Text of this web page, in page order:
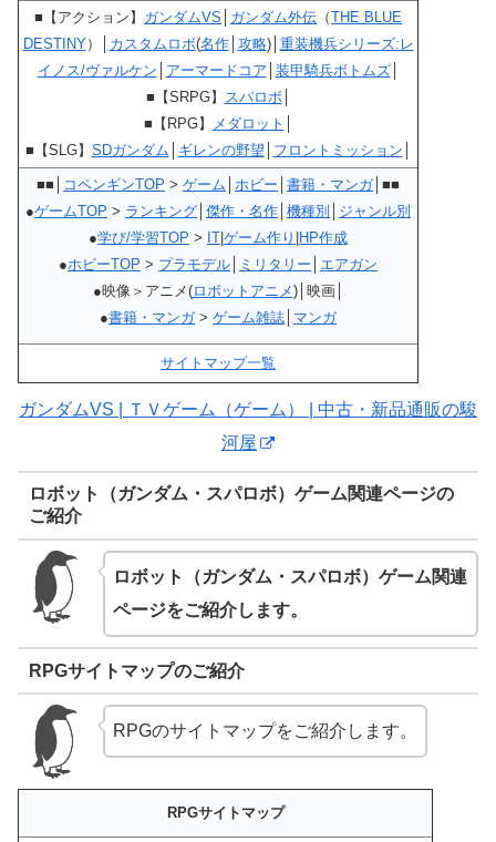
■【アクション】 ガンダムVS ガンダム外伝 （THE BLUE
DESTINY）│ カスタムロボ(名作│ 攻略)│ 重装機兵シリーズ:レ
イノス/ヴァルケン
アーマードコア 装甲騎兵ボトムズ│
■【SRPG】
スパロボ
■【RPG】
メダロット
■【SLG】 SDガンダム ギレンの野望 フロントミッション
■■│ コペンギンTOP > ゲーム ホビー 書籍・マンガ│■■
●ゲームTOP > ランキング 傑作・名作 機種別
ジャンル別
●学び/学習TOP > IT|ゲーム作り |HP作成
●ホビーTOP > プラモデル ミリタリー
エアガン
●映像＞アニメ(ロボットアニメ)│映画│
●書籍・マンガ> ゲーム雑誌 マンガ
サイトマップ一覧
ガンダムVS | ＴＶゲーム（ゲーム） | 中古・新品通販の駿
河屋
ロボット（ガンダム・スパロボ）ゲーム関連ページの
ご紹介
ロボット（ガンダム・スパロボ）ゲーム関連
ページをご紹介します。
RPGサイトマップのご紹介
RPGのサイトマップをご紹介します。
RPGサイトマップ